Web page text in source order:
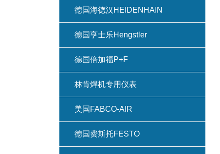
德国海德汉HEIDENHAIN
德国亨士乐Hengstler
德国倍加福P+F
林肯焊机专用仪表
美国FABCO-AIR
德国费斯托FESTO